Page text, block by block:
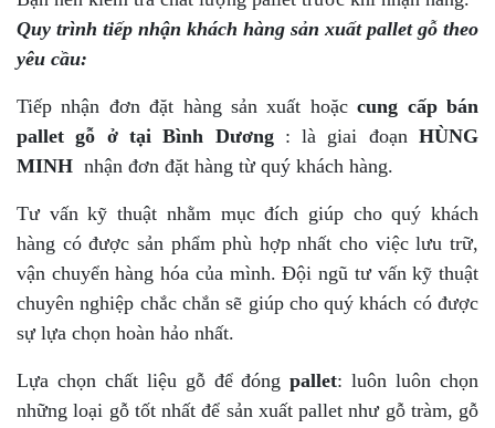
Quy trình tiếp nhận khách hàng sản xuất pallet gỗ theo
yêu cầu:
Tiếp nhận đơn đặt hàng sản xuất hoặccung cấp bán
pallet gỗ ở tại Bình Dương: là giai đoạn HÙNG
MINH nhận đơn đặt hàng từ quý khách hàng.
Tư vấn kỹ thuật nhằm mục đích giúp cho quý khách
hàng có được sản phẩm phù hợp nhất cho việc lưu trữ,
vận chuyển hàng hóa của mình. Đội ngũ tư vấn kỹ thuật
chuyên nghiệp chắc chắn sẽ giúp cho quý khách có được
sự lựa chọn hoàn hảo nhất.
Lựa chọn chất liệu gỗ để đóngpallet: luôn luôn chọn
những loại gỗ tốt nhất để sản xuất pallet như gỗ tràm, gỗ